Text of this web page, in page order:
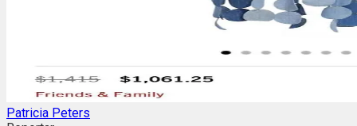
Patricia Peters